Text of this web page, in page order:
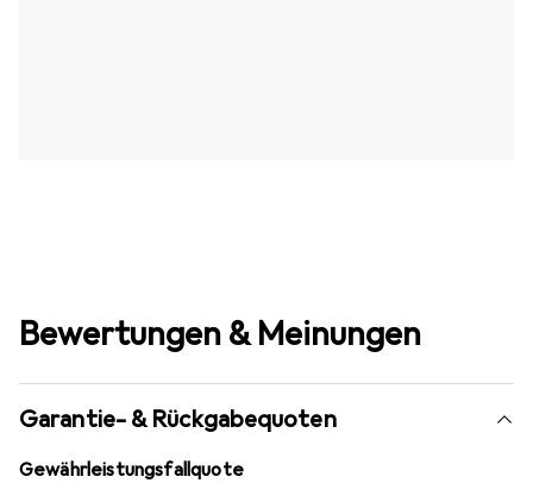
Bewertungen & Meinungen
Garantie- & Rückgabequoten
Gewährleistungsfallquote